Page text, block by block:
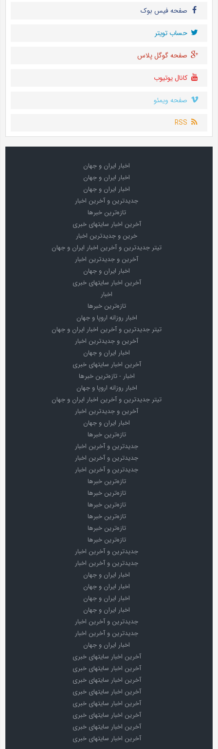
صفحه فیس بوک
حساب تويتر
صفحه گوگل پلاس
کانال یوتیوب
صفحه ویمئو
RSS
اخبار ایران و جهان
اخبار ایران و جهان
اخبار ایران و جهان
جدیدترین و آخرین اخبار
تازه‌ترین خبرها
آخرین اخبار سایتهای خبری
خرین و جدیدترین اخبار
تیتر جدیدترین و آخرین اخبار ایران و جهان
آخرین و جدیدترین اخبار
اخبار ایران و جهان
آخرین اخبار سایتهای خبری
اخبار
تازه‌ترین خبرها
اخبار روزانه اروپا و جهان
تیتر جدیدترین و آخرین اخبار ایران و جهان
آخرین و جدیدترین اخبار
اخبار ایران و جهان
آخرین اخبار سایتهای خبری
اخبار - تازه‌ترین خبرها
اخبار روزانه اروپا و جهان
تیتر جدیدترین و آخرین اخبار ایران و جهان
آخرین و جدیدترین اخبار
اخبار ایران و جهان
تازه‌ترین خبرها
جدیدترین و آخرین اخبار
جدیدترین و آخرین اخبار
جدیدترین و آخرین اخبار
تازه‌ترین خبرها
تازه‌ترین خبرها
تازه‌ترین خبرها
تازه‌ترین خبرها
تازه‌ترین خبرها
تازه‌ترین خبرها
جدیدترین و آخرین اخبار
جدیدترین و آخرین اخبار
اخبار ایران و جهان
اخبار ایران و جهان
اخبار ایران و جهان
اخبار ایران و جهان
جدیدترین و آخرین اخبار
جدیدترین و آخرین اخبار
اخبار ایران و جهان
آخرین اخبار سایتهای خبری
آخرین اخبار سایتهای خبری
آخرین اخبار سایتهای خبری
آخرین اخبار سایتهای خبری
آخرین اخبار سایتهای خبری
آخرین اخبار سایتهای خبری
آخرین اخبار سایتهای خبری
آخرین اخبار سایتهای خبری